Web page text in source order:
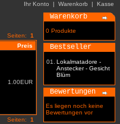
Ihr Konto | Warenkorb | Kasse
Seiten: 1
Preis
1.00EUR
Seiten: 1
Warenkorb
0 Produkte
Bestseller
01.
Lokalmatadore -
Anstecker - Gesicht
Blüm
Bewertungen
Es liegen noch keine
Bewertungen vor